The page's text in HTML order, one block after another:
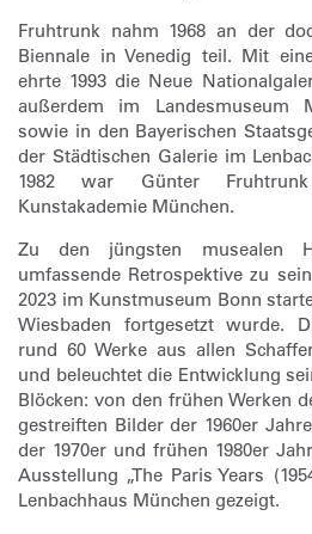
Fruhtrunk nahm 1968 an der
Biennale in Venedig teil. Mit
ehrte 1993 die Neue
außerdem im Landesmuseum
sowie in den Bayerischen
der Städtischen Galerie im
1982 war Günter
Kunstakademie München.
Zu den jüngsten musealen
umfassende Retrospektive zu
2023 im Kunstmuseum Bonn
Wiesbaden fortgesetzt wurde.
rund 60 Werke aus allen
und beleuchtet die Entwicklung
Blöcken: von den frühen Werken
gestreiften Bilder der 1960er
der 1970er und frühen 1980er
Ausstellung „The Paris Years
Lenbachhaus München gezeigt.